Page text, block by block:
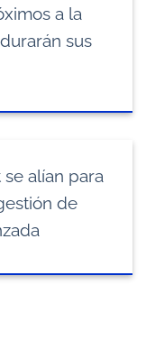
a la
sus
alían para
de